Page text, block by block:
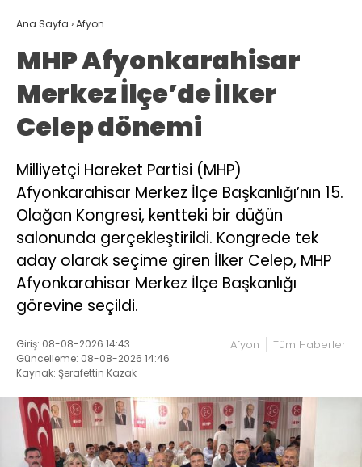
Ana Sayfa ›Afyon
MHP Afyonkarahisar
Merkez İlçe’de İlker
Celep dönemi
Milliyetçi Hareket Partisi (MHP)
Afyonkarahisar Merkez İlçe Başkanlığı’nın 15.
Olağan Kongresi, kentteki bir düğün
salonunda gerçekleştirildi. Kongrede tek
aday olarak seçime giren İlker Celep, MHP
Afyonkarahisar Merkez İlçe Başkanlığı
görevine seçildi.
Giriş: 08-08-2026 14:43
Güncelleme: 08-08-2026 14:46
Kaynak: Şerafettin Kazak
Afyon Tüm Haberler